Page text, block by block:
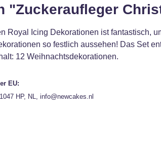
"Zuckeraufleger
Royal Icing Dekorationen ist fantastisch,
so festlich aussehen! Das Set
12 Weihnachtsdekorationen.
EU:
HP, NL, info@newcakes.nl